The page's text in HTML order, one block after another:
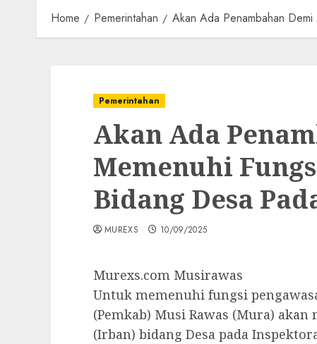
Home Pemerintahan Akan Ada Penambahan
Pemerintahan
Akan Ada
Memenuhi
Bidang Desa
MUREXS 10/09/2025
Murexs.com Musirawas
Untuk memenuhi fungsi
(Pemkab) Musi Rawas (Mura)
(Irban) bidang Desa pada